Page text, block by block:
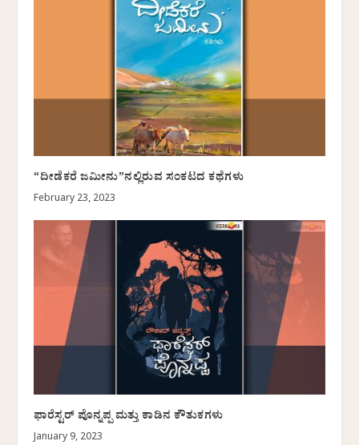
“ದೀಡೆಕರೆ ಜಮೀನು”ನಲ್ಲಿರುವ ಸಂಕಟದ ಕಥೆಗಳು
February 23, 2023
ಫಾರೆಸ್ಟರ್‌ ಪೊನ್ನಪ್ಪ ಮತ್ತು ಕಾಡಿನ ಕೌತುಕಗಳು
January 9, 2023